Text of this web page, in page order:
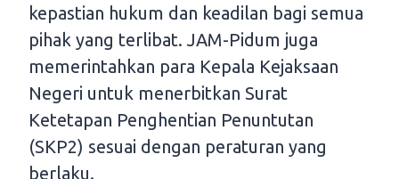
kepastian hukum dan keadilan bagi semua
pihak yang terlibat. JAM-Pidum juga
memerintahkan para Kepala Kejaksaan
Negeri untuk menerbitkan Surat
Ketetapan Penghentian Penuntutan
(SKP2) sesuai dengan peraturan yang
berlaku.